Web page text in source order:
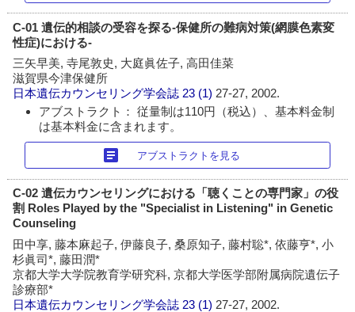
C-01 遺伝的相談の受容を探る-保健所の難病対策(網膜色素変
性症)における-
三矢早美, 寺尾敦史, 大庭眞佐子, 高田佳菜
滋賀県今津保健所
日本遺伝カウンセリング学会誌 23 (1)27-27, 2002.
アブストラクト： 従量制は110円（税込）、基本料金制
は基本料金に含まれます。
article アブストラクトを見る
C-02 遺伝カウンセリングにおける「聴くことの専門家」の役
割 Roles Played by the "Specialist in Listening" in Genetic
Counseling
田中享, 藤本麻起子, 伊藤良子, 桑原知子, 藤村聡*, 依藤亨*, 小
杉眞司*, 藤田潤*
京都大学大学院教育学研究科, 京都大学医学部附属病院遺伝子
診療部*
日本遺伝カウンセリング学会誌 23 (1) 27-27, 2002.